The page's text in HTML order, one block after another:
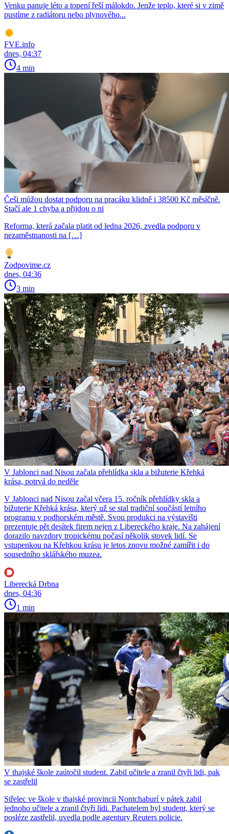
Venku panuje léto a topení řeší málokdo. Jenže teplo, které si v zimě
pustíme z radiátoru nebo plynového...
FVE.info
dnes, 04:37
4 min
Češi můžou dostat podporu na pracáku klidně i 38500 Kč měsíčně.
Stačí ale 1 chyba a přijdou o ni
Reforma, která začala platit od ledna 2026, zvedla podporu v
nezaměstnanosti na […]
Zodpovime.cz
dnes, 04:36
3 min
V Jablonci nad Nisou začala přehlídka skla a bižuterie Křehká
krása, potrvá do neděle
V Jablonci nad Nisou začal včera 15. ročník přehlídky skla a
bižuterie Křehká krása, který už se stal tradiční součástí letního
programu v podhorském městě. Svou produkci na výstavišti
prezentuje pět desítek firem nejen z Libereckého kraje. Na zahájení
dorazilo navzdory tropickému počasí několik stovek lidí. Se
vstupenkou na Křehkou krásu je letos znovu možné zamířit i do
sousedního sklářského muzea.
Liberecká Drbna
dnes, 04:36
1 min
V thajské škole zaútočil student. Zabil učitele a zranil čtyři lidi, pak
se zastřelil
Střelec ve škole v thajské provincii Nontchaburí v pátek zabil
jednoho učitele a zranil čtyři lidi. Pachatelem byl student, který se
posléze zastřelil, uvedla podle agentury Reuters policie.